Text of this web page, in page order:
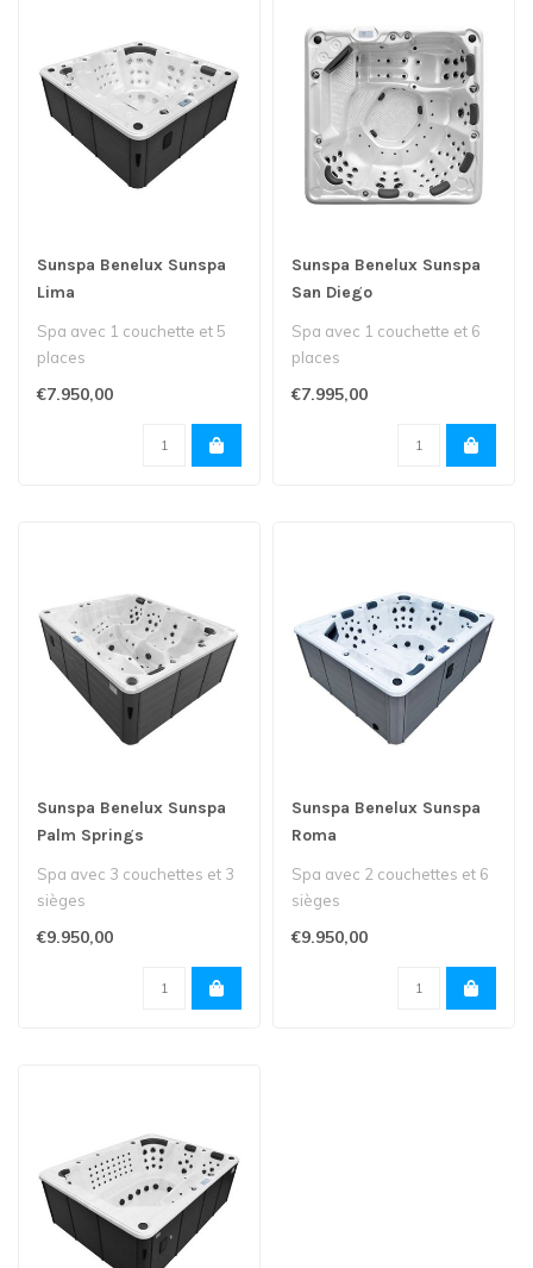
Sunspa Benelux Sunspa
Lima
Spa avec 1 couchette et 5
places
€7.950,00
Sunspa Benelux Sunspa
San Diego
Spa avec 1 couchette et 6
places
€7.995,00
Sunspa Benelux Sunspa
Palm Springs
Spa avec 3 couchettes et 3
sièges
€9.950,00
Sunspa Benelux Sunspa
Roma
Spa avec 2 couchettes et 6
sièges
€9.950,00